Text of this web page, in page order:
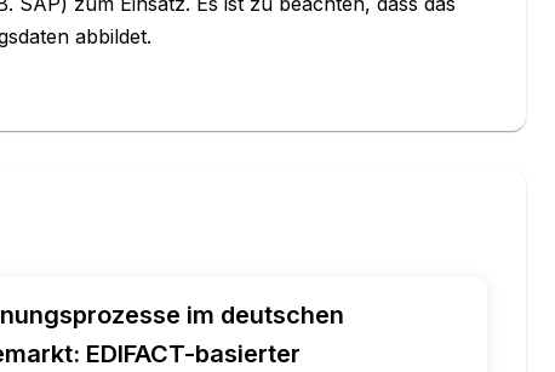
abbildet.
im deutschen
EDIFACT-basierter